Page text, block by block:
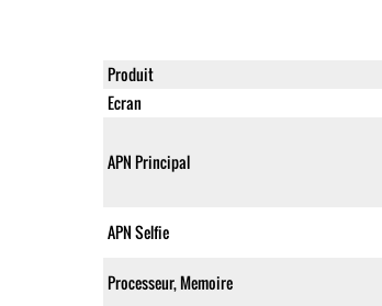
Produit
Ecran
APN Principal
APN Selfie
Processeur, Memoire